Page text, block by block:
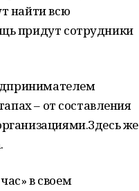
найти всю
придут сотрудники
– от составления
же
в своем